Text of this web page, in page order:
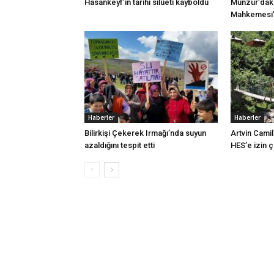
Hasankeyf’in tarihi silüeti kayboldu
Haberler
Bilirkişi Çekerek Irmağı’nda suyun
azaldığını tespit etti
Haberler
Artvin
HES’e izin